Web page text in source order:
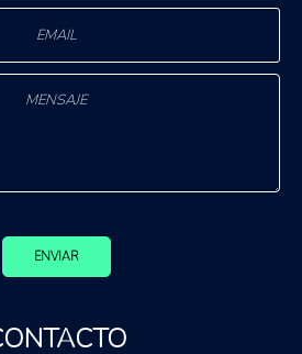
ENVIAR